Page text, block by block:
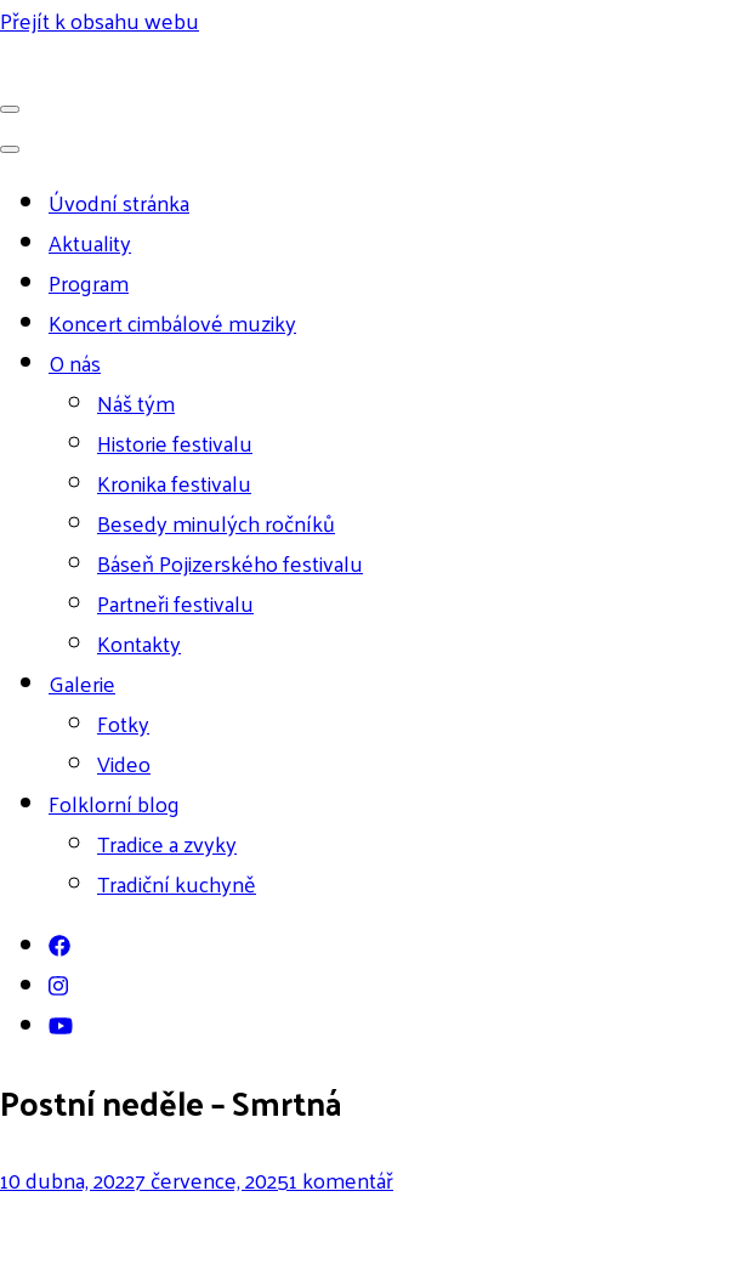
Přejít k obsahu webu
Úvodní stránka
Aktuality
Program
Koncert cimbálové muziky
O nás
Náš tým
Historie festivalu
Kronika festivalu
Besedy minulých ročníků
Báseň Pojizerského festivalu
Partneři festivalu
Kontakty
Galerie
Fotky
Video
Folklorní blog
Tradice a zvyky
Tradiční kuchyně
Postní neděle – Smrtná
10 dubna, 20227 července, 20251 komentářu